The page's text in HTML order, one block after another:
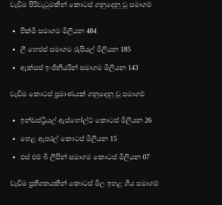
වැඩිම පිරිවැටුමකින් කොටස් ගනුදෙනු වූ සමාගම්
පික්මී සමාගම මිලියන 484
ලී හෙජස් සමාගම රුපියල් මිලියන 185
ඇක්සස් ඉංජිනියරින් සමාගම මිලියන 143
වැඩිම කොටස් ප්‍රමාණයක් ගනුදෙනු වූ සමාගම්
ඉන්ඩස්ට්‍රියල් ඇස්හෝල්ට් කොටස් මිලියන 26
හෙළ ඇපරල් කොටස් මිලියන 15
එස් එම් බී ලීසින් සමාගම කොටස් මිලියන 07
වැඩිම ප්‍රතිශතයකින් කොටස් මිල ඉහළ ගිය සමාගම්